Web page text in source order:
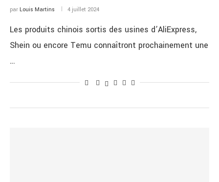
par Louis Martins 4 juillet 2024
Les produits chinois sortis des usines d’AliExpress,
Shein ou encore Temu connaîtront prochainement une
…